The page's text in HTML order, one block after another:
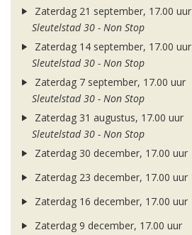
Zaterdag 21 september, 17.00 uur
Sleutelstad 30 - Non Stop
Zaterdag 14 september, 17.00 uur
Sleutelstad 30 - Non Stop
Zaterdag 7 september, 17.00 uur
Sleutelstad 30 - Non Stop
Zaterdag 31 augustus, 17.00 uur
Sleutelstad 30 - Non Stop
Zaterdag 30 december, 17.00 uur
Zaterdag 23 december, 17.00 uur
Zaterdag 16 december, 17.00 uur
Zaterdag 9 december, 17.00 uur